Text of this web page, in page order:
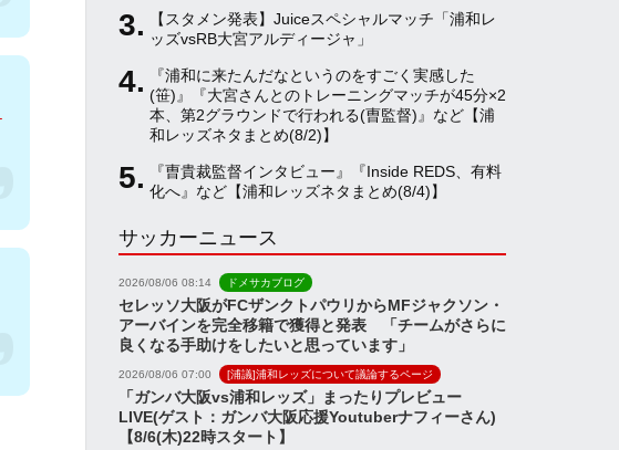
n
n
l
【スタメン発表】Juiceスペシャルマッチ「浦和レ
ッズvsRB大宮アルディージャ」
『浦和に来たんだなというのをすごく実感した
(笹)』『大宮さんとのトレーニングマッチが45分×2
本、第2グラウンドで行われる(曺監督)』など【浦
和レッズネタまとめ(8/2)】
『曺貴裁監督インタビュー』『Inside REDS、有料
化へ』など【浦和レッズネタまとめ(8/4)】
サッカーニュース
2026/08/06 08:14 ドメサカブログ
セレッソ大阪がFCザンクトパウリからMFジャクソン・
アーバインを完全移籍で獲得と発表 「チームがさらに
良くなる手助けをしたいと思っています」
2026/08/06 07:00 [浦議]浦和レッズについて議論するページ
「ガンバ大阪vs浦和レッズ」まったりプレビュー
LIVE(ゲスト：ガンバ大阪応援Youtuberナフィーさん)
【8/6(木)22時スタート】